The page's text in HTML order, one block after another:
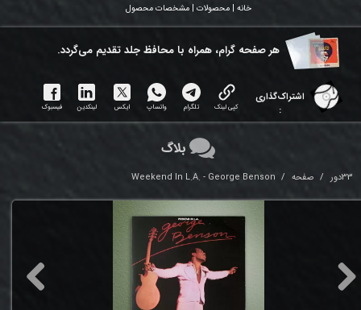
خانه | محصولات | مشخصات محصول
هر ​صفحه گرام، همراه با محافظ جلد تقدیم می‌گردد.
اشتراک‌گذاری
:
کپی لینک تلگرام واتساپ ایکس لینکدین فیسبوک
33دور صفحه Weekend In L.A. - George Benson
بلاگ